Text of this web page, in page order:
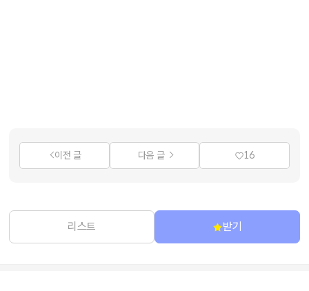
이전 글 다음 글 16
리스트 받기